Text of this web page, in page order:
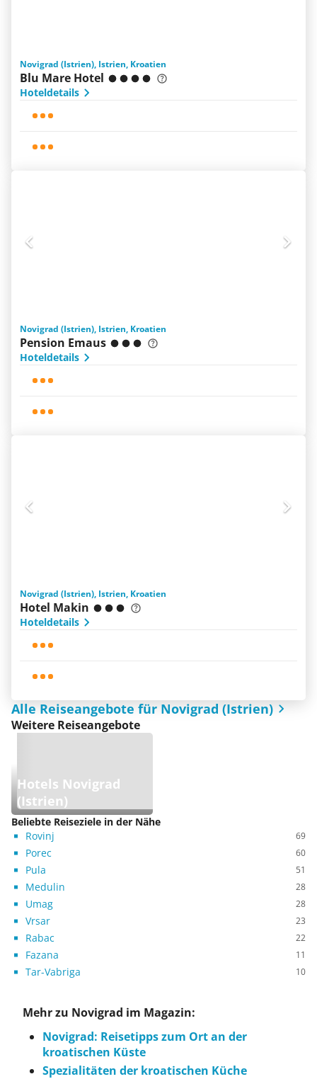
Novigrad (Istrien), Istrien, Kroatien
Blu Mare Hotel
Hoteldetails
Novigrad (Istrien), Istrien, Kroatien
Pension Emaus
Hoteldetails
Novigrad (Istrien), Istrien, Kroatien
Hotel Makin
Hoteldetails
Alle Reiseangebote für Novigrad (Istrien)
Weitere Reiseangebote
Hotels Novigrad
(Istrien)
Beliebte Reiseziele in der Nähe
Rovinj
69
Porec 60
Pula 51
Medulin 28
Umag 28
Vrsar 23
Rabac 22
Fazana 11
Tar-Vabriga 10
Mehr zu Novigrad im Magazin:
Novigrad: Reisetipps zum Ort an der
kroatischen Küste
Spezialitäten der kroatischen Küche